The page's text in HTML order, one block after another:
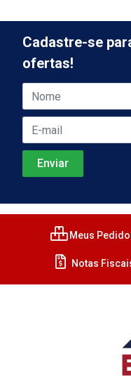
Cadastre-se
ofertas!
Meus
Notas